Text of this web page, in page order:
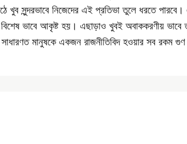
খুব সুন্দরভাবে নিজেদের এই প্রতিভা তুলে ধরতে
ভাবে আকৃষ্ট হয়। এছাড়াও খুবই অবাককরণীয়
মানুষকে একজন রাজনীতিবিদ হওয়ার সব রকম